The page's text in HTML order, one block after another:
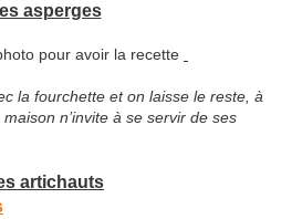
asperges
pour avoir la recette
la fourchette et on laisse le reste, à
n’invite à se servir de ses
artichauts